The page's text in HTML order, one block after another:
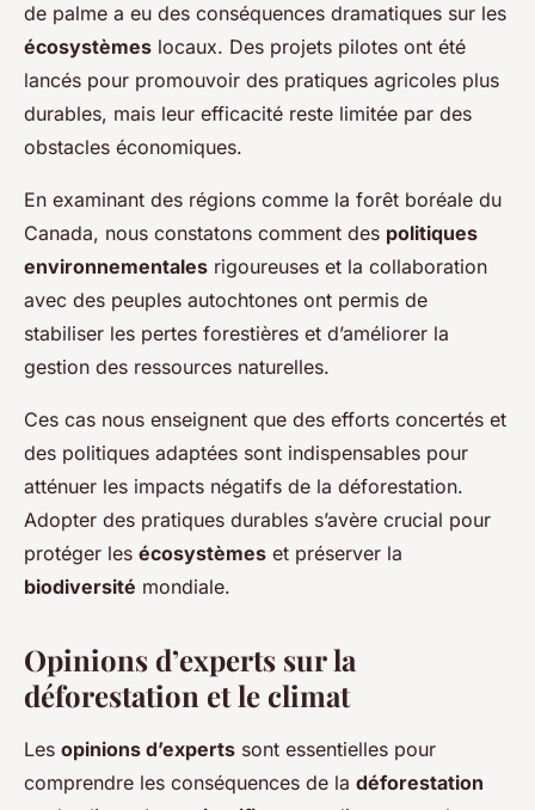
de palme a eu des conséquences dramatiques sur les
écosystèmes locaux. Des projets pilotes ont été
lancés pour promouvoir des pratiques agricoles plus
durables, mais leur efficacité reste limitée par des
obstacles économiques.
En examinant des régions comme la forêt boréale du
Canada, nous constatons comment des politiques
environnementales rigoureuses et la collaboration
avec des peuples autochtones ont permis de
stabiliser les pertes forestières et d’améliorer la
gestion des ressources naturelles.
Ces cas nous enseignent que des efforts concertés et
des politiques adaptées sont indispensables pour
atténuer les impacts négatifs de la déforestation.
Adopter des pratiques durables s’avère crucial pour
protéger les écosystèmes et préserver la
biodiversité mondiale.
Opinions d’experts sur la
déforestation et le climat
Les opinions d’experts sont essentielles pour
comprendre les conséquences de la déforestation